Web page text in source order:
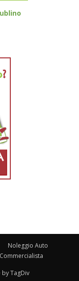
Noleggio Auto
TagDiv